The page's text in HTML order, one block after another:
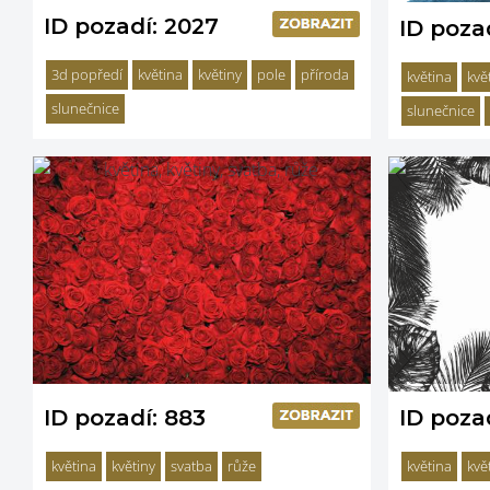
ID pozadí: 2027
3d popředí květina květiny pole
příroda
slunečnice
ID
květina
slunečnice
ID pozadí: 883
květina květiny svatba růže
ID
květina